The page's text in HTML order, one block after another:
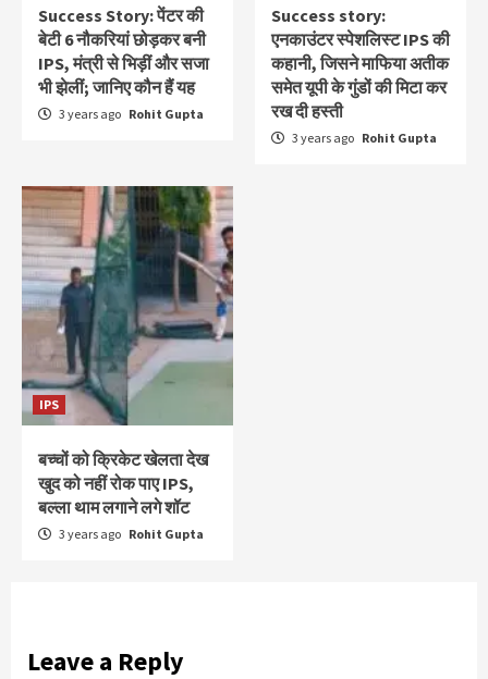
Success Story: पेंटर की
बेटी 6 नौकरियां छोड़कर बनी
IPS, मंत्री से भिड़ीं और सजा
भी झेलीं; जानिए कौन हैं यह
3 years ago Rohit Gupta
Success story:
एनकाउंटर स्‍पेशलिस्‍ट IPS की
कहानी, जिसने माफिया अतीक
समेत यूपी के गुंडों की मिटा कर
रख दी हस्ती
3 years ago Rohit Gupta
IPS
बच्चों को क्रिकेट खेलता देख
खुद को नहीं रोक पाए IPS,
बल्ला थाम लगाने लगे शॉट
3 years ago Rohit Gupta
Leave a Reply